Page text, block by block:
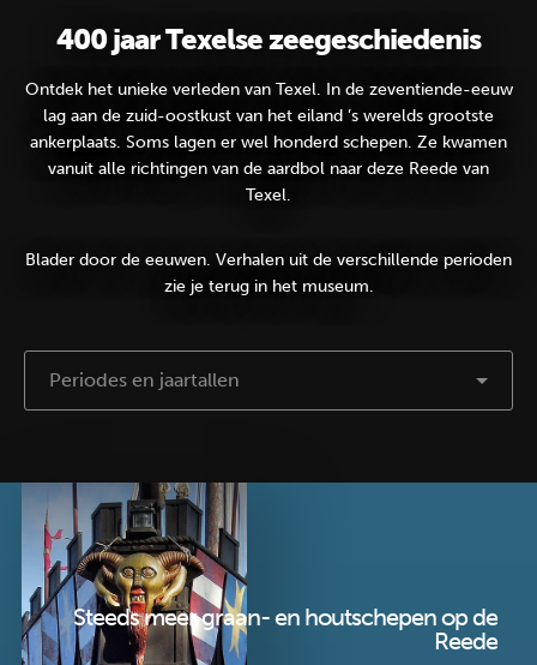
400 jaar Texelse zeegeschiedenis
Ontdek het unieke verleden van Texel. In de zeventiende-eeuw
lag aan de zuid-oostkust van het eiland ’s werelds grootste
ankerplaats. Soms lagen er wel honderd schepen. Ze kwamen
vanuit alle richtingen van de aardbol naar deze Reede van
Texel.
Blader door de eeuwen. Verhalen uit de verschillende perioden
zie je terug in het museum.
Steeds meer graan- en houtschepen op de
Reede